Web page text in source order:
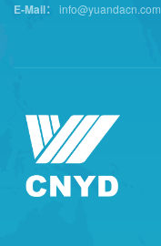
E-Mail： info@yuandacn.com